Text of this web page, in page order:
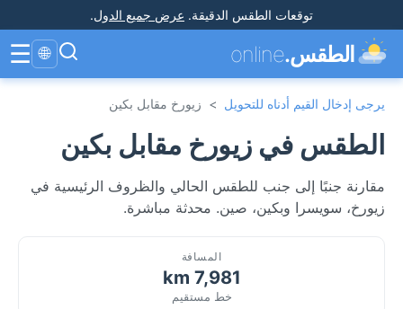
توقعات الطقس الدقيقة. عرض جميع الدول.
الطقس.online
🌐
☰
يرجى إدخال القيم أدناه للتحويل > زيورخ مقابل بكين
الطقس في زيورخ مقابل بكين
مقارنة جنبًا إلى جنب للطقس الحالي والظروف الرئيسية في
زيورخ، سويسرا وبكين، صين. محدثة مباشرة.
المسافة
7,981 km
خط مستقيم